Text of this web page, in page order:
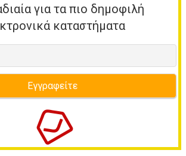
για τα πιο δημοφιλή
καταστήματα